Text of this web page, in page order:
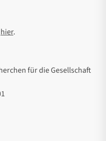
hier.
für die Gesellschaft